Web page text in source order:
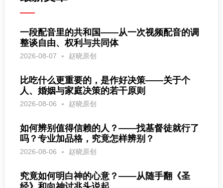
一段配音里的共和国——从一次视频配音的调
整谈自由、权利与共同体
2026-08-07 赵晓原创
比吃什么更重要的，是作好决策——关于个
人、婚姻与家庭决策的若干原则
2026-08-06 赵晓原创
如何辨别值得信赖的人？——找基督徒就行了
吗？专业加品格，究竟怎样辨别？
2026-08-06 赵晓原创
究竟如何明白神的心意？——从随手翻《圣